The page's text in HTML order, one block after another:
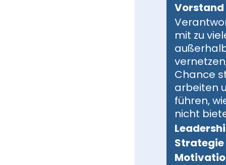
Vorstand
mit zu
Chance
arbeiten
führen,
nicht
Strategie